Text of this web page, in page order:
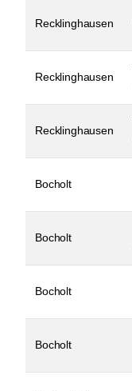
Recklinghausen
Recklinghausen
Recklinghausen
Bocholt
Bocholt
Bocholt
Bocholt